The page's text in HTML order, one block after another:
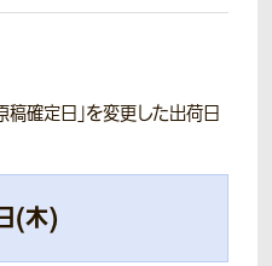
稿確定日」を変更した出荷日
(木)